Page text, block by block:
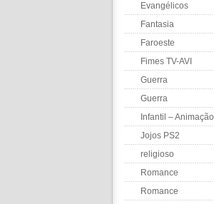
Evangélicos
Fantasia
Faroeste
Fimes TV-AVI
Guerra
Guerra
Infantil – Animação
Jojos PS2
religioso
Romance
Romance